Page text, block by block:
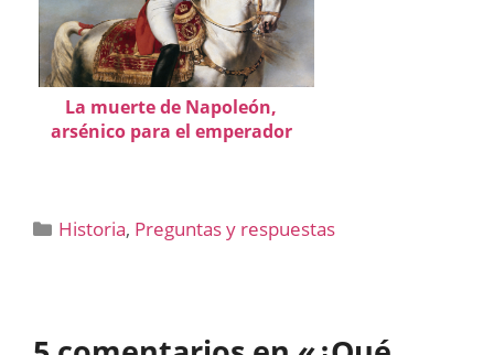
La muerte de Napoleón,
arsénico para el emperador
Categorías
Historia, Preguntas y respuestas